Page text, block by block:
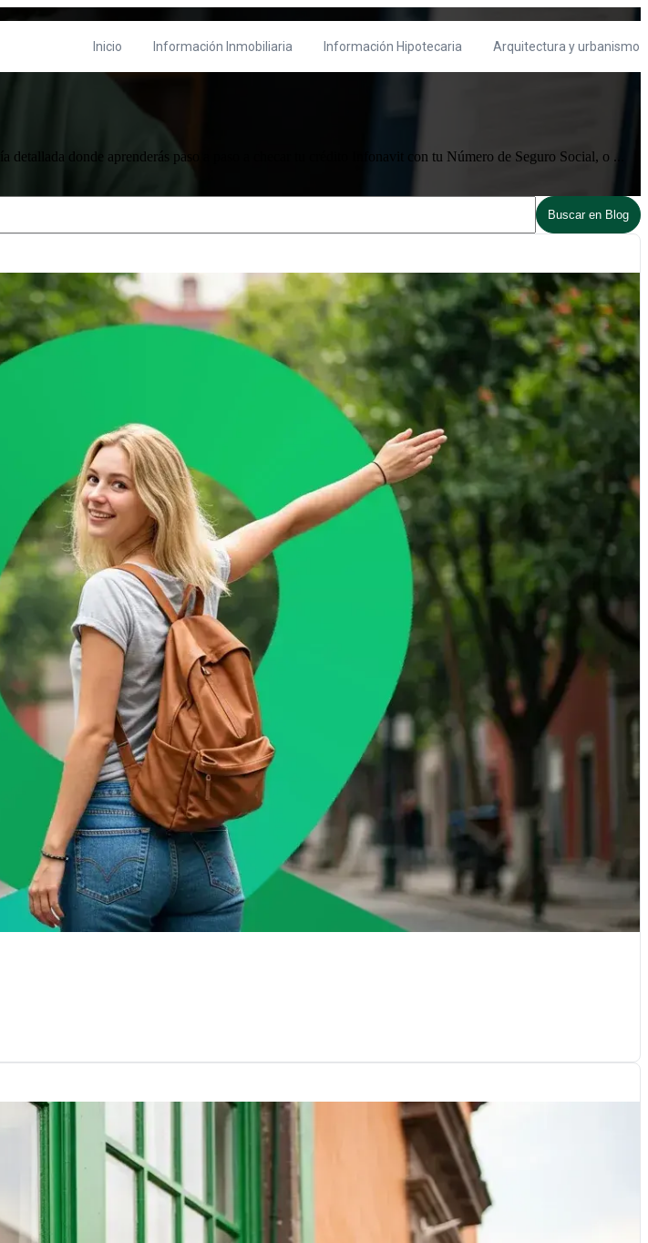
Inicio Información Inmobiliaria Información Hipotecaria Arquitectura y urbanismo
Social
detallada donde aprenderás paso a paso a checar tu crédito Infonavit con tu Número de Seguro Social, o ...
Buscar en Blog